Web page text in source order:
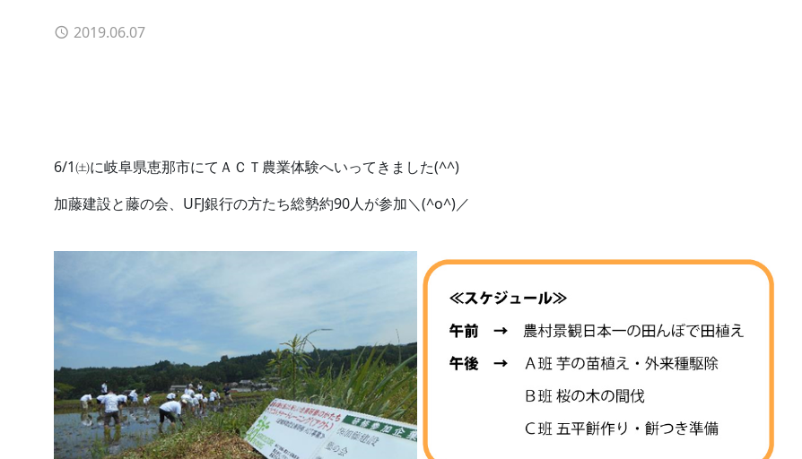
防災公園はどうやってできる
2019.06.07
6/1㈯に岐阜県恵那市にてＡＣＴ農業体験へいってきました(^^)
加藤建設と藤の会、UFJ銀行の方たち総勢約90人が参加＼(^o^)／